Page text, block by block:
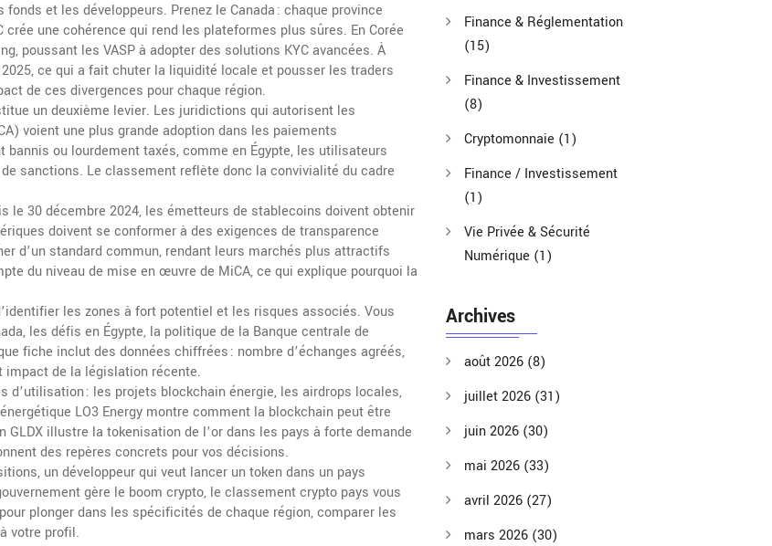
et les développeurs. Prenez le Canada : chaque province
une cohérence qui rend les plateformes plus sûres. En Corée
poussant les VASP à adopter des solutions KYC avancées. À
ce qui a fait chuter la liquidité locale et pousser les traders
de ces divergences pour chaque région.
un deuxième levier. Les juridictions qui autorisent les
voient une plus grande adoption dans les paiements
ou lourdement taxés, comme en Égypte, les utilisateurs
sanctions. Le classement reflète donc la convivialité du cadre
le 30 décembre 2024, les émetteurs de stablecoins doivent obtenir
doivent se conformer à des exigences de transparence
d’un standard commun, rendant leurs marchés plus attractifs
du niveau de mise en œuvre de MiCA, ce qui explique pourquoi la
les zones à fort potentiel et les risques associés. Vous
les défis en Égypte, la politique de la Banque centrale de
fiche inclut des données chiffrées : nombre d’échanges agréés,
impact de la législation récente.
: les projets blockchain énergie, les airdrops locales,
LO3 Energy montre comment la blockchain peut être
illustre la tokenisation de l’or dans les pays à forte demande
des repères concrets pour vos décisions.
un développeur qui veut lancer un token dans un pays
gère le boom crypto, le classement crypto pays vous
plonger dans les spécificités de chaque région, comparer les
votre profil.
Finance & Réglementation
(15)
Finance & Investissement
(8)
Cryptomonnaie (1)
Finance / Investissement
(1)
Vie Privée & Sécurité
Numérique (1)
Archives
août 2026 (8)
juillet 2026 (31)
juin 2026 (30)
mai 2026 (33)
avril 2026 (27)
mars 2026 (30)